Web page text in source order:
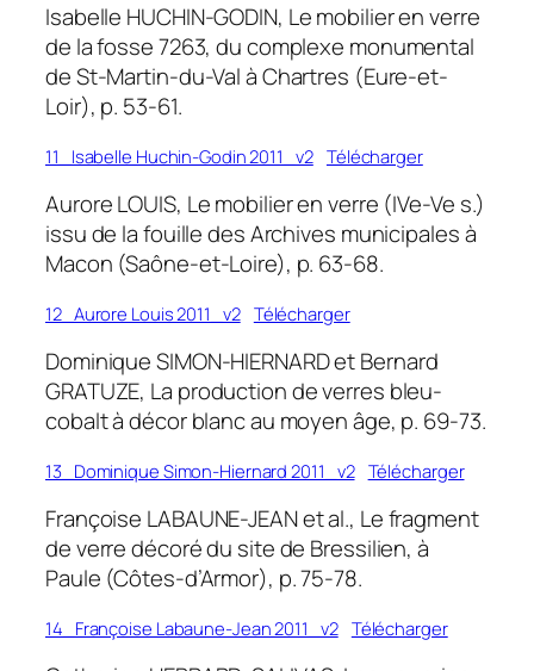
Isabelle HUCHIN-GODIN, Le mobilier en verre
de la fosse 7263, du complexe monumental
de St-Martin-du-Val à Chartres (Eure-et-
Loir), p. 53-61.
11_Isabelle Huchin-Godin 2011_v2 Télécharger
Aurore LOUIS, Le mobilier en verre (IVe-Ve s.)
issu de la fouille des Archives municipales à
Macon (Saône-et-Loire), p. 63-68.
12_Aurore Louis 2011_v2 Télécharger
Dominique SIMON-HIERNARD et Bernard
GRATUZE, La production de verres bleu-
cobalt à décor blanc au moyen âge, p. 69-73.
13_Dominique Simon-Hiernard 2011_v2 Télécharger
Françoise LABAUNE-JEAN et al., Le fragment
de verre décoré du site de Bressilien, à
Paule (Côtes-d’Armor), p. 75-78.
14_Françoise Labaune-Jean 2011_v2 Télécharger